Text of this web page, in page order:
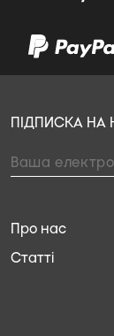
Про нас
Статті
ПІДПИСКА НА